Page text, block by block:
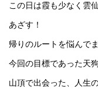
この日は霞も少なく雲
あざす！
帰りのルートを悩んでま
今回の目標であった天
山頂で出会った、人生